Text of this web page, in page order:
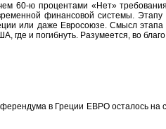
60-ю процентами «Нет»
финансовой системы. Этапу
или даже Евросоюзе. Смысл этапа
и погибнуть. Разумеется, во благо
в Греции ЕВРО осталось на